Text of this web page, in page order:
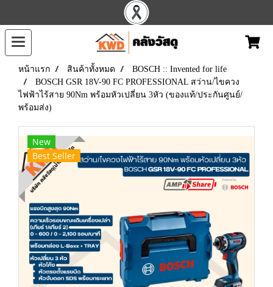
หน้าแรก สินค้าทั้งหมด
BOSCH :: Invented for life
BOSCH GSR 18V-90 FC PROFESSIONAL สว่าน/ไขควง
ไฟฟ้าไร้สาย 90Nm พร้อมหัวเปลี่ยน 3หัว (ของแท้/ประกันศูนย์/
พร้อมส่ง)
New
Best Seller